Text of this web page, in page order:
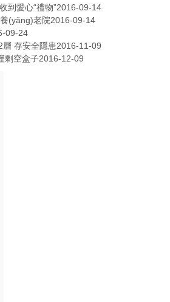
到愛心“禮物”2016-09-14
(yǎng)老院2016-09-14
09-24
存安全隱患2016-11-09
剩空盒子2016-12-09